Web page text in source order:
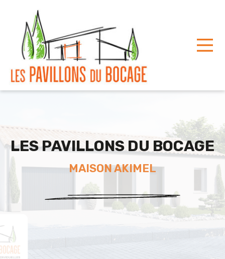
LES PAVILLONS DU BOCAGE
MAISON AKIMEL